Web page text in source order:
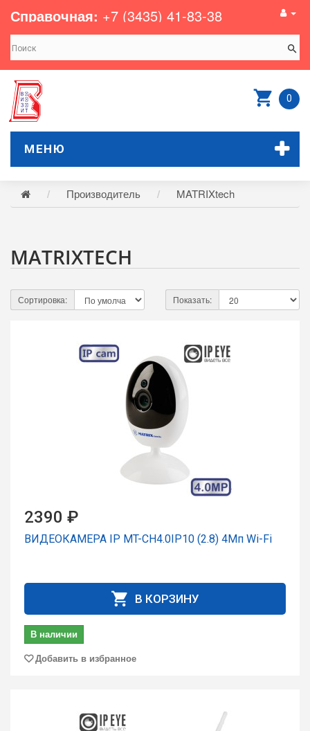
Справочная: +7 (3435) 41-83-38
0
МЕНЮ
Производитель MATRIXtech
MATRIXTECH
Сортировка: Показать:
2390 ₽
ВИДЕОКАМЕРА IP MT-CH4.0IP10 (2.8) 4Мп Wi-Fi
В КОРЗИНУ
В наличии
Добавить в избранное